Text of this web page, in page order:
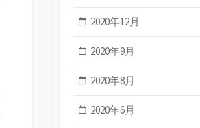
2020年12月
2020年9月
2020年8月
2020年6月